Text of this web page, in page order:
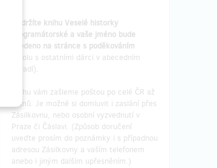
Obdržíte knihu Veselé historky
programátorské a vaše jméno bude
uvedeno na stránce s poděkováním
(spolu s ostatními dárci v abecedním
pořadí).
Knihu vám zašleme poštou po celé ČR až
domů. Je možné si domluvit i zaslání přes
Zásilkovnu, nebo osobní vyzvednutí v
Praze či Čáslavi. (Způsob doručení
uveďte prosím do poznámky i s případnou
adresou Zásilkovny a vaším telefonem
anebo i jiným dalším upřesněním.)